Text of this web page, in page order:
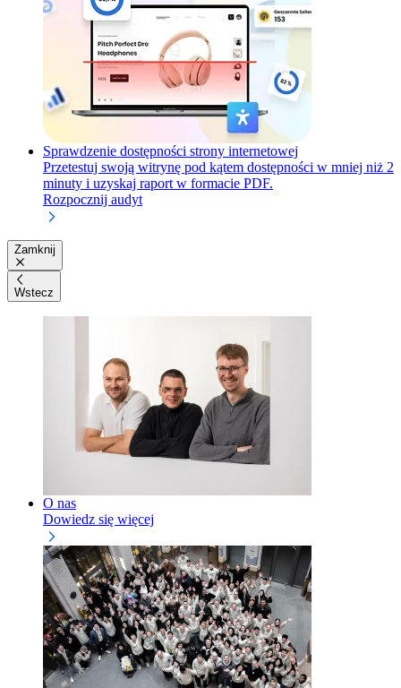
Sprawdzenie dostępności strony internetowej
Przetestuj swoją witrynę pod kątem dostępności w mniej niż 2
minuty i uzyskaj raport w formacie PDF.
Rozpocznij audyt
Zamknij
Wstecz
O nas
Dowiedz się więcej